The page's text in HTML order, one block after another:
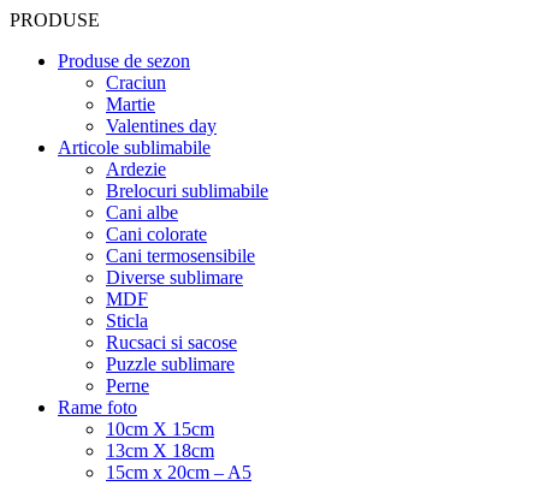
PRODUSE
Produse de sezon
Craciun
Martie
Valentines day
Articole sublimabile
Ardezie
Brelocuri sublimabile
Cani albe
Cani colorate
Cani termosensibile
Diverse sublimare
MDF
Sticla
Rucsaci si sacose
Puzzle sublimare
Perne
Rame foto
10cm X 15cm
13cm X 18cm
15cm x 20cm – A5